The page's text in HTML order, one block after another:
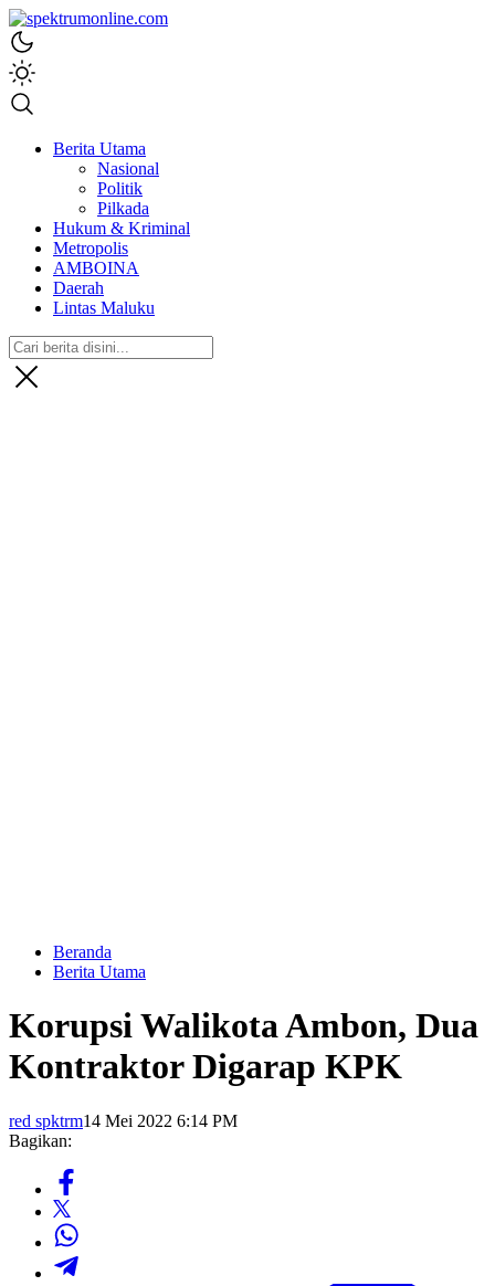
spektrumonline.com
Berita Utama
Nasional
Politik
Pilkada
Hukum & Kriminal
Metropolis
AMBOINA
Daerah
Lintas Maluku
Beranda
Berita Utama
Korupsi Walikota Ambon, Dua
Kontraktor Digarap KPK
red spktrm14 Mei 2022 6:14 PM
Bagikan: